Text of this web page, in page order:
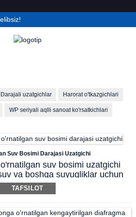
Darajali uzatgichlar Harorat o'tkazgichlari
WP seriyali aqlli sanoat ko'rsatkichlari
Suv Bosimi Darajasi Uzatgichi
suv bosimi uzatgichi
va boshqa suyuqliklar uchun
ta'minlaydigan differentsial
foydalanadi. Diafragma
to'g'ri tegib ketishining oldini
TAFSILOT